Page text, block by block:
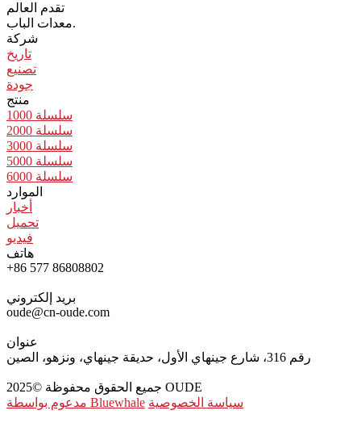
تقدم العالم
معدات الباب.
شركة
تاريخ
تصنيع
جودة
منتج
سلسلة 1000
سلسلة 2000
سلسلة 3000
سلسلة 5000
سلسلة 6000
الموارد
أخبار
تحميل
فيديو
هاتف
+86 577 86808802
بريد إلكتروني
oude@cn-oude.com
عنوان
رقم 316، شارع جينهاي الأول، حديقة جينهاي، ونزهو، الصين
جميع الحقوق محفوظة ©2025 OUDE
مدعوم بواسطة Bluewhale سياسة الخصوصية